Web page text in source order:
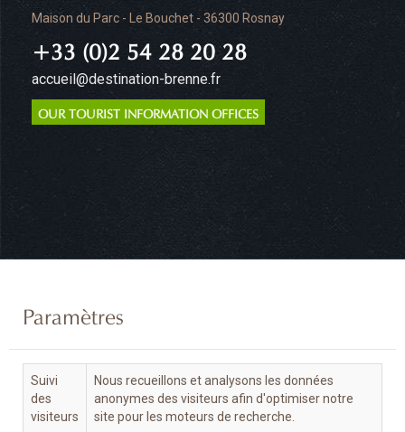
Maison du Parc - Le Bouchet - 36300 Rosnay
+33 (0)2 54 28 20 28
accueil@destination-brenne.fr
OUR TOURIST INFORMATION OFFICES
Paramètres
Suivi
des
visiteurs
Nous recueillons et analysons les données
anonymes des visiteurs afin d'optimiser notre
site pour les moteurs de recherche.